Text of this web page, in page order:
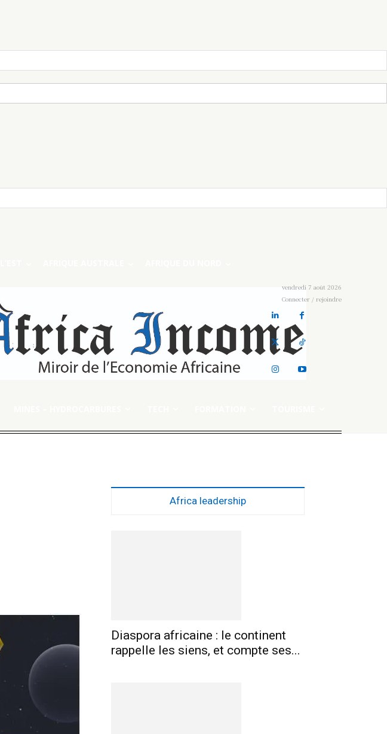
vendredi 7 août 2026
Connecter / rejoindre
Africa leadership
Diaspora africaine : le continent
rappelle les siens, et compte ses...